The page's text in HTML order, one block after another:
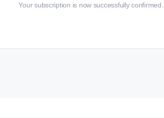
Your subscription is now successfully confirmed.